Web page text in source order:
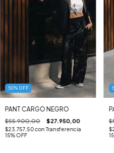
50% OFF
PANT CARGO NEGRO
$55.900,00 $27.950,00
$23.757,50con Transferencia
15% OFF